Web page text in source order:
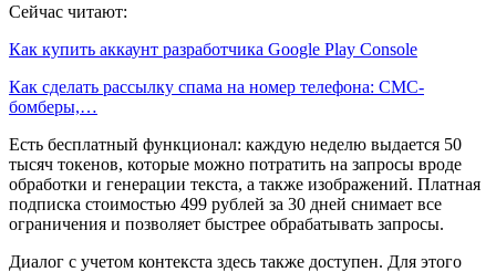
Сейчас читают:
Как купить аккаунт разработчика Google Play Console
Как сделать рассылку спама на номер телефона: СМС-
бомберы,…
Есть бесплатный функционал: каждую неделю выдается 50
тысяч токенов, которые можно потратить на запросы вроде
обработки и генерации текста, а также изображений. Платная
подписка стоимостью 499 рублей за 30 дней снимает все
ограничения и позволяет быстрее обрабатывать запросы.
Диалог с учетом контекста здесь также доступен. Для этого